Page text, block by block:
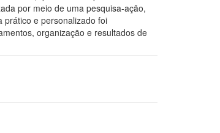
por meio de uma pesquisa-ação,
prático e personalizado foi
organização e resultados de